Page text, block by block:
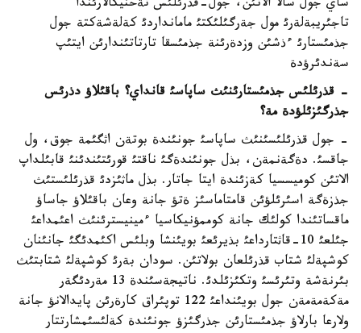
ساي جول سالا الاتئن، جول-قذرئلئس تةحنيكالارئندا
تاجئريبةلةرئ مول جةرگئلئكتئ مامانداردئ كةلةشةكتة جول
جذمئستارئ ءذشئن وزدةرئنة جذمئسقا تارتاتئندارئن ايتئپ
سةندئرؤدة
- قذرئلئس جذمئستارئنئث ساپاسئ قانداي؟ باقئلاؤ دذرئس
جذرگئزئلؤدة مة؟
- جول قذرئلئسئنئث ساپاسئ جونئندة بوتةن اثگئمة جوق، ول
جاقسئ. دةگةنمةن، بذل جونئندةگئ ناقتئ قورئتئندئنئ قابئلداپ
الاتئن كوميسسيا كةزئندة ايتا جاتار. بذل ماثئزدئ قذرئلئستئث
جذزةگة اسئرئلؤئن قامتاماسئز ةتؤ جانة وعان باقئلاؤ جاساؤ
ماقساتئندا كولئك جانة كوممؤنيكاسيا ءمينيسترئنئث اعئمداعئ
جئلعئ 10-قاثتارداعئ بذيرئعئ بويئنشا وبلئس اكئمدئگئ جانئنان
كوشپةلئ شتاب قذرئلعان بولاتئن. سودان بةرئ كوشپةلئ شتابتئث
بئرنةشة وتئرئسئ وتكئزئلدئ. ناتيجةسئندة 13 مةردئگةر
مةكةمةمةن جول بويئنداعئ 122 توپئراق كارةرئن پايدالانؤ جانة
ولارعا بارلاؤ جذمئستارئن جذرگئزؤ جونئندة كةلئسئمشارتتار